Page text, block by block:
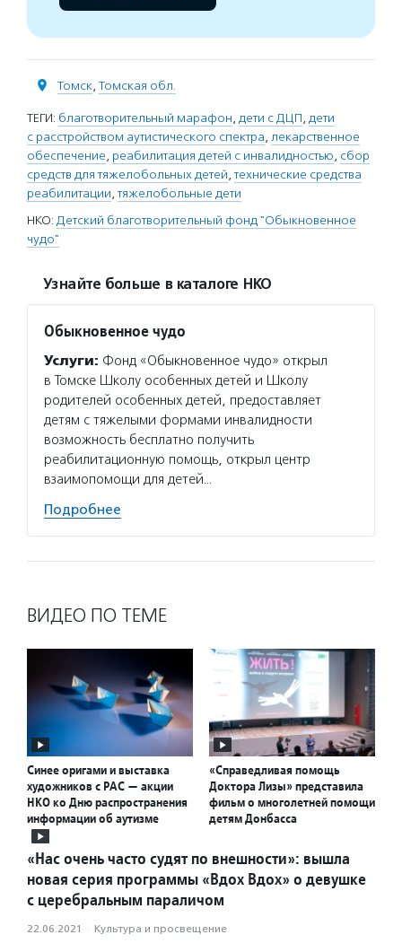
Томск, Томская обл.
ТЕГИ: благотворительный марафон, дети с ДЦП, дети
с расстройством аутистического спектра, лекарственное
обеспечение, реабилитация детей с инвалидностью, сбор
средств для тяжелобольных детей,технические средства
реабилитации,тяжелобольные дети
НКО: Детский благотворительный фонд "Обыкновенное
чудо"
Узнайте больше в каталоге НКО
Обыкновенное чудо
Услуги: Фонд «Обыкновенное чудо» открыл
в Томске Школу особенных детей и Школу
родителей особенных детей, предоставляет
детям с тяжелыми формами инвалидности
возможность бесплатно получить
реабилитационную помощь, открыл центр
взаимопомощи для детей…
Подробнее
ВИДЕО ПО ТЕМЕ
Синее оригами и выставка
художников с РАС — акции
НКО ко Дню распространения
информации об аутизме
«Справедливая помощь
Доктора Лизы» представила
фильм о многолетней помощи
детям Донбасса
«Нас очень часто судят по внешности»: вышла
новая серия программы «Вдох Вдох» о девушке
с церебральным параличом
22.06.2021 · Культура и просвещение